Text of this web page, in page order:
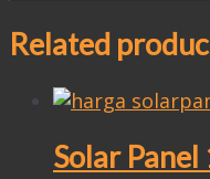
Related
Solar